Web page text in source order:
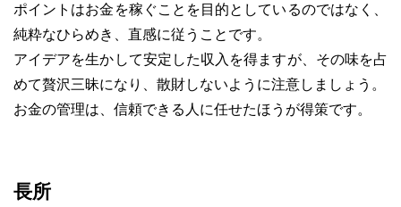
ポイントはお金を稼ぐことを目的としているのではなく、
純粋なひらめき、直感に従うことです。
アイデアを生かして安定した収入を得ますが、その味を占
めて贅沢三昧になり、散財しないように注意しましょう。
お金の管理は、信頼できる人に任せたほうが得策です。
長所